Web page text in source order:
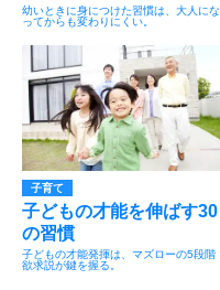
幼いときに身につけた習慣は、大人にな
ってからも変わりにくい。
子育て
子どもの才能を伸ばす30
の習慣
子どもの才能発揮は、マズローの5段階
欲求説が鍵を握る。